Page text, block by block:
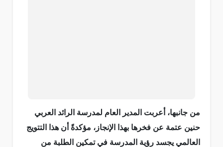
من جانبها، أعربت المدير العام لمدرسة الرائد العربي
حنين عتمة عن فخرها بهذا الإنجاز، مؤكدةً أن هذا التتويج
العالمي يجسد رؤية المدرسة في تمكين الطلبة من